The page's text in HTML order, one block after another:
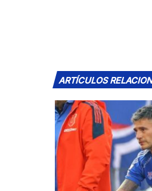
ARTÍCULOS